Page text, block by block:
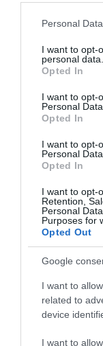
Please note that
not limited to your
grant or deny
use your data for
consent section.
Personal
I want to opt-
personal data.
Opted In
I want to opt-
Personal Data.
Opted In
I want to opt-
Personal
Opted In
I want to opt-
Retention,
Personal
Purposes for
Opted Out
Google
I want to
related to
device
I want to
Ειδήσεις
εγκύκλιοι
Η Ελλάδα
έρευνα του
Συντάξεις
μισθωτοί
Πάνω από
drones και
73.000